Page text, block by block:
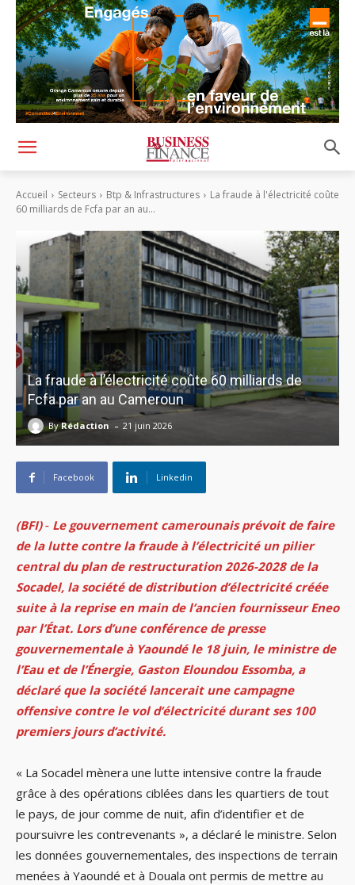
Accueil Secteurs Btp & Infrastructures
La fraude à l'électricité coûte
60 milliards de Fcfa par an au...
La fraude à l’électricité coûte 60 milliards de
Fcfa par an au Cameroun
By Rédaction - 21 juin 2026
Facebook Linkedin
(BFI) ‑ Le gouvernement camerounais prévoit de faire
de la lutte contre la fraude à l’électricité un pilier
central du plan de restructuration 2026-2028 de la
Socadel, la société de distribution d’électricité créée
suite à la reprise en main de l’ancien fournisseur Eneo
par l’État. Lors d’une conférence de presse
gouvernementale à Yaoundé le 18 juin, le ministre de
l’Eau et de l’Énergie, Gaston Eloundou Essomba, a
déclaré que la société lancerait une campagne
offensive contre le vol d’électricité durant ses 100
premiers jours d’activité.
« La Socadel mènera une lutte intensive contre la fraude
grâce à des opérations ciblées dans les quartiers de tout
le pays, de jour comme de nuit, afin d’identifier et de
poursuivre les contrevenants », a déclaré le ministre. Selon
les données gouvernementales, des inspections de terrain
menées à Yaoundé et à Douala ont permis de mettre au